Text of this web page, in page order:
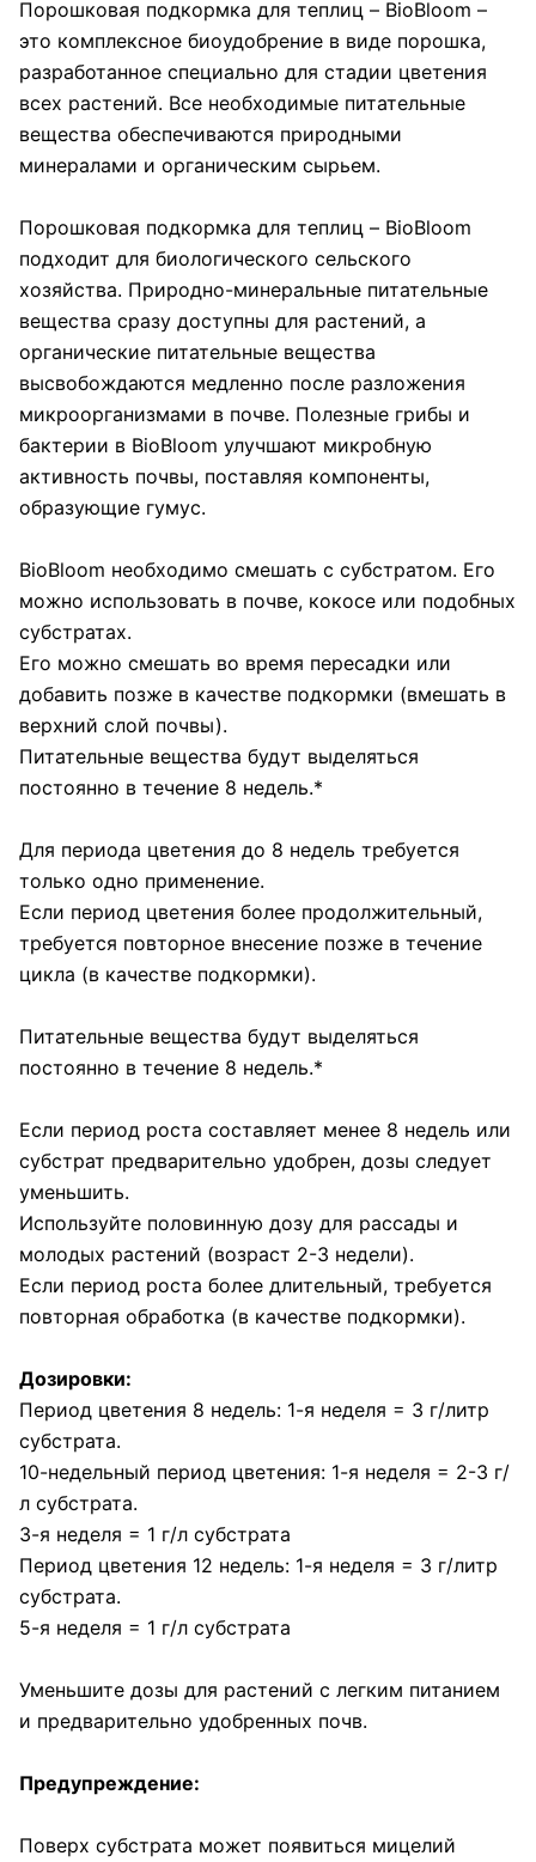
Порошковая подкормка для теплиц – BioBloom –
это комплексное биоудобрение в виде порошка,
разработанное специально для стадии цветения
всех растений. Все необходимые питательные
вещества обеспечиваются природными
минералами и органическим сырьем.
Порошковая подкормка для теплиц – BioBloom
подходит для биологического сельского
хозяйства. Природно-минеральные питательные
вещества сразу доступны для растений, а
органические питательные вещества
высвобождаются медленно после разложения
микроорганизмами в почве. Полезные грибы и
бактерии в BioBloom улучшают микробную
активность почвы, поставляя компоненты,
образующие гумус.
BioBloom необходимо смешать с субстратом. Его
можно использовать в почве, кокосе или подобных
субстратах.
Его можно смешать во время пересадки или
добавить позже в качестве подкормки (вмешать в
верхний слой почвы).
Питательные вещества будут выделяться
постоянно в течение 8 недель.*
Для периода цветения до 8 недель требуется
только одно применение.
Если период цветения более продолжительный,
требуется повторное внесение позже в течение
цикла (в качестве подкормки).
Питательные вещества будут выделяться
постоянно в течение 8 недель.*
Если период роста составляет менее 8 недель или
субстрат предварительно удобрен, дозы следует
уменьшить.
Используйте половинную дозу для рассады и
молодых растений (возраст 2-3 недели).
Если период роста более длительный, требуется
повторная обработка (в качестве подкормки).
Дозировки:
Период цветения 8 недель: 1-я неделя = 3 г/литр
субстрата.
10-недельный период цветения: 1-я неделя = 2-3 г/
л субстрата.
3-я неделя = 1 г/л субстрата
Период цветения 12 недель: 1-я неделя = 3 г/литр
субстрата.
5-я неделя = 1 г/л субстрата
Уменьшите дозы для растений с легким питанием
и предварительно удобренных почв.
Предупреждение:
Поверх субстрата может появиться мицелий